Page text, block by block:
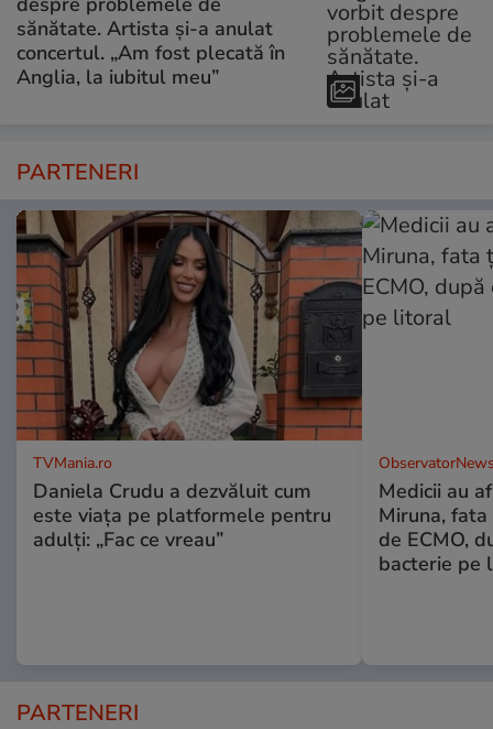
sănătate. Artista și-a anulat
concertul. „Am fost plecată în
Anglia, la iubitul meu”
PARTENERI
TVMania.ro
Daniela Crudu a dezvăluit cum
este viața pe platformele pentru
adulți: „Fac ce vreau”
Medicii au
Miruna,
de ECMO,
bacterie pe
PARTENERI